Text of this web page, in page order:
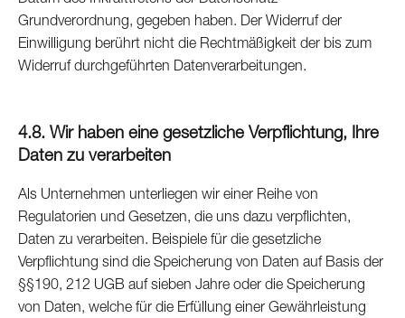
Grundverordnung, gegeben haben. Der Widerruf der
Einwilligung berührt nicht die Rechtmäßigkeit der bis zum
Widerruf durchgeführten Datenverarbeitungen.
4.8. Wir haben eine gesetzliche Verpflichtung, Ihre
Daten zu verarbeiten
Als Unternehmen unterliegen wir einer Reihe von
Regulatorien und Gesetzen, die uns dazu verpflichten,
Daten zu verarbeiten. Beispiele für die gesetzliche
Verpflichtung sind die Speicherung von Daten auf Basis der
§§190, 212 UGB auf sieben Jahre oder die Speicherung
von Daten, welche für die Erfüllung einer Gewährleistung